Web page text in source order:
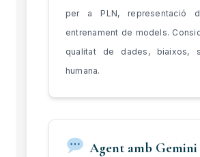
per a PLN, representació
entrenament de models.
qualitat de dades, biaixos,
humana.
Agent amb Gemini